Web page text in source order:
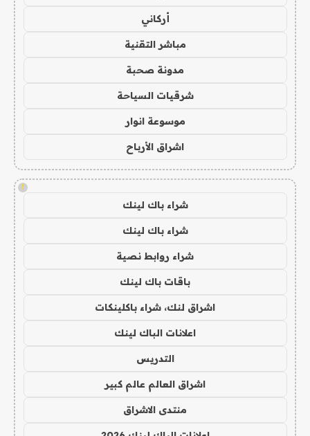
أركاني
مباشر التقنية
مدونة صحبة
شرقيات السياحة
موسوعة انوار
اشراق الأرباح
!
شراء باك لينك
شراء باك لينك
شراء روابط نصية
باقات باك لينك
اشراق لنك، شراء باكلينكات
اعلانات الباك لينك
التدريس
اشراق العالم عالم كبير
منتدى الاشراق